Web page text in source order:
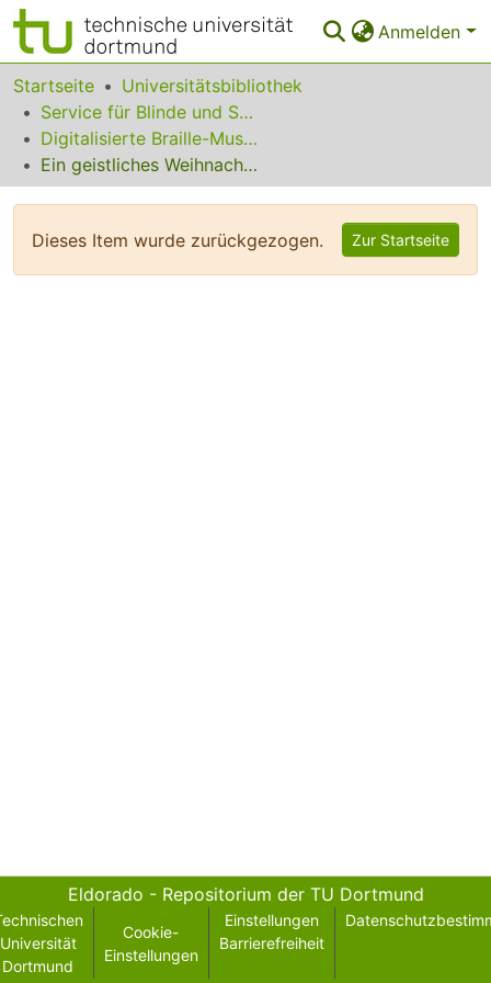
Anmelden
Bereiche & Sammlungen
Das gesamte Repositorium
Statistiken
Startseite
Universitätsbibliothek
Service für Blinde und Sehbehinderte
Digitalisierte Braille-Musik-Matrizen des VzfB
Ein geistliches Weihnachtslied
Dieses Item wurde zurückgezogen. Zur Startseite
Eldorado - Repositorium der TU Dortmund
Universität
Dortmund
Cookie-
Einstellungen
Einstellungen
Barrierefreiheit